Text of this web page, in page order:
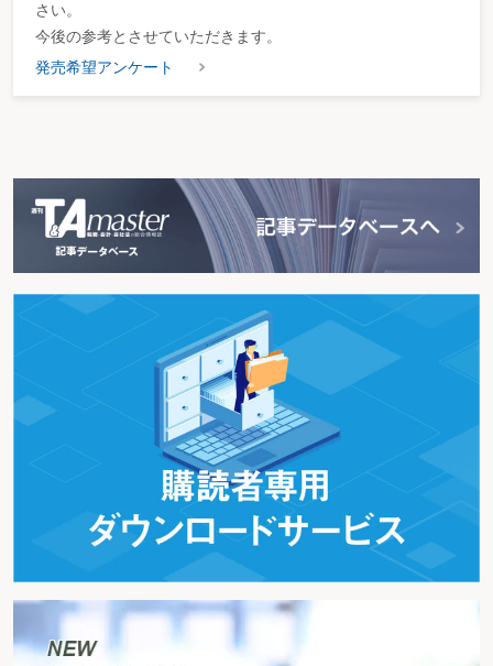
さい。
今後の参考とさせていただきます。
発売希望アンケート